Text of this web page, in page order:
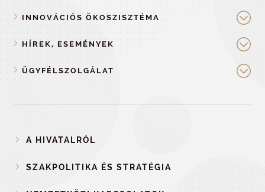
INNOVÁCIÓS ÖKOSZISZTÉMA
HÍREK, ESEMÉNYEK
ÜGYFÉLSZOLGÁLAT
A HIVATALRÓL
SZAKPOLITIKA ÉS STRATÉGIA